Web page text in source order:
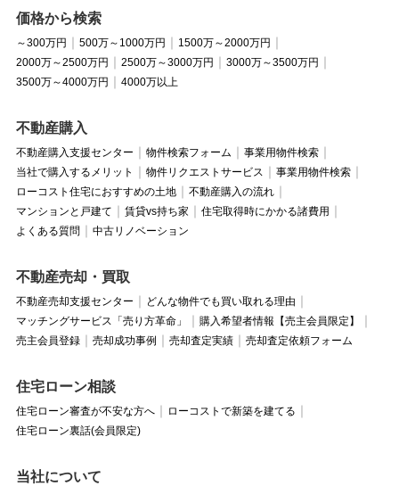
価格から検索
～300万円 500万～1000万円
1500万～2000万円
2000万～2500万円
2500万～3000万円
3000万～3500万円
3500万～4000万円
4000万以上
不動産購入
不動産購入支援センター 物件検索フォーム
事業用物件検索
当社で購入するメリット
物件リクエストサービス
事業用物件検索
ローコスト住宅におすすめの土地
不動産購入の流れ
マンションと戸建て
賃貸vs持ち家
住宅取得時にかかる諸費用
よくある質問
中古リノベーション
不動産売却・買取
不動産売却支援センター
どんな物件でも買い取れる理由
マッチングサービス「売り方革命」
購入希望者情報【売主会員限定】
売主会員登録
売却成功事例 売却査定実績 売却査定依頼フォーム
住宅ローン相談
住宅ローン審査が不安な方へ
ローコストで新築を建てる
住宅ローン裏話(会員限定)
当社について